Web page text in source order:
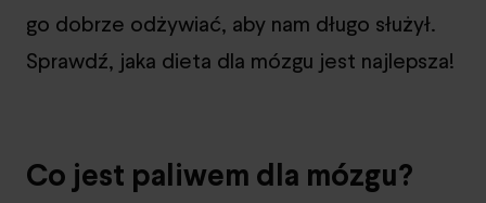
go dobrze odżywiać, aby nam długo służył.
Sprawdź, jaka dieta dla mózgu jest najlepsza!
Co jest paliwem dla mózgu?